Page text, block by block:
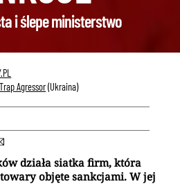
i ślepe ministerstwo
Trap Agressor(Ukraina)
działa siatka firm, która
objęte sankcjami. W jej